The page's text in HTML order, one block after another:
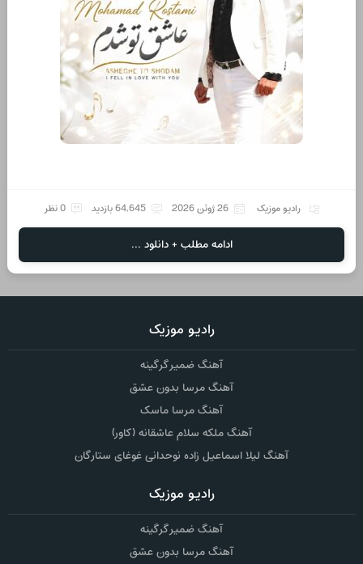
رادیو موزیک 26 ژوئن 2026 64,645 بازدید 0 نظر
ادامه مطلب + دانلود ...
رادیو موزیک
آهنگ ضمیر گرگینه
آهنگ مرسا بدون عشق
آهنگ مرسا ماسک
آهنگ ملکه سلام عاشقانه (کاور)
آهنگ لیلا اسماعیل زاده نوحدانی غوغای ستارگان
رادیو موزیک
آهنگ ضمیر گرگینه
آهنگ مرسا بدون عشق